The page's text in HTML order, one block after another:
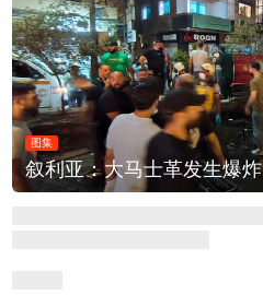
图集
叙利亚：大马士革发生爆炸